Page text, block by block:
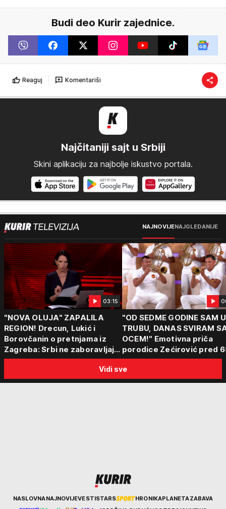
Budi deo Kurir zajednice.
Reaguj Komentariši
Najčitaniji sajt u Srbiji
Skini aplikaciju za najbolje iskustvo portala.
NAJNOVIJENAJGLEDANIJE
03:15
"NOVA OLUJA" ZAPALILA
REGION! Drecun, Lukić i
Borovčanin o pretnjama iz
Zagreba: Srbi ne zaboravljaju
progon
"OD SEDME GODINE SAM
TRUBU, DANAS SVIRAM
OCEM!" Emotivna priča
porodice Zećirović pred
Sabor trubača u Guči
Vidi sve
KurirNASLOVNANAJNOVIJEVESTISTARS HRONIKAPLANETAZABAVA